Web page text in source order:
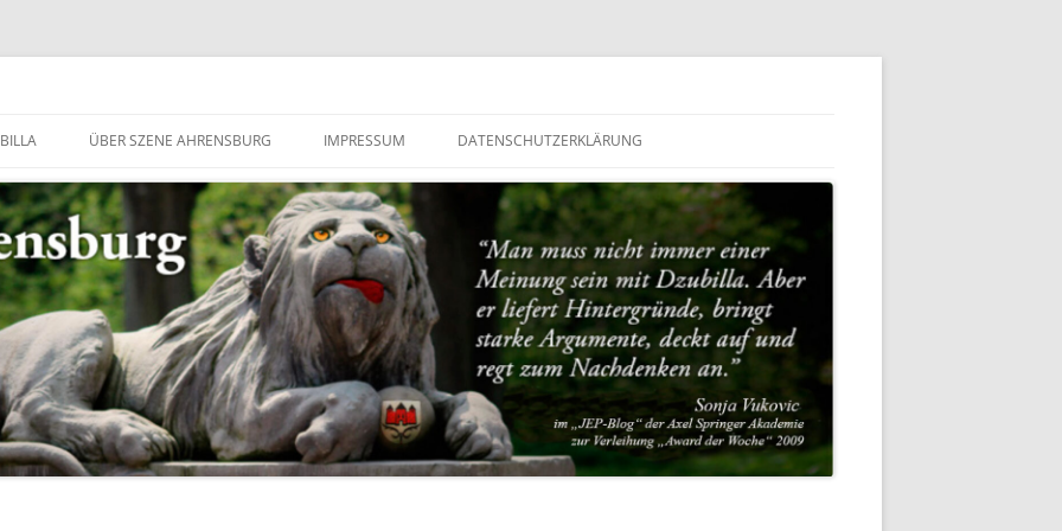
ÜBER SZENE AHRENSBURG IMPRESSUM DATENSCHUTZERKLÄRUNG